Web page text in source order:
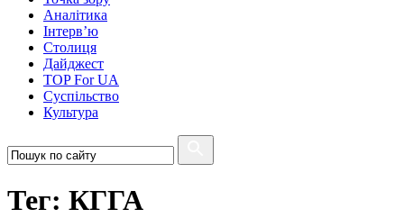
Аналітика
Інтерв’ю
Столиця
Дайджест
TOP For UA
Суспiльство
Культура
Тег: КГГА